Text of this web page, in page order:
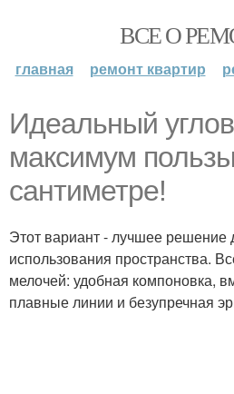
ВСЕ О
главная ремонт квартир
Идеальный
максимум
сантиметре!
Этот вариант - лучшее решение
использования пространства.
мелочей: удобная компоновка,
плавные линии и безупречная